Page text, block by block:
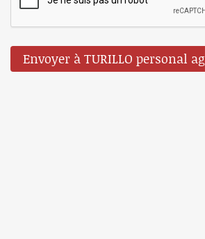
Envoyer à TURILLO personal ag